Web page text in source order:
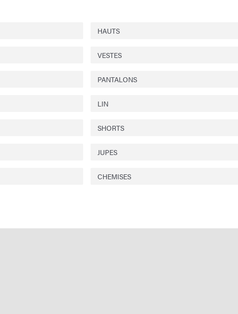
HAUTS
VESTES
PANTALONS
LIN
SHORTS
JUPES
CHEMISES